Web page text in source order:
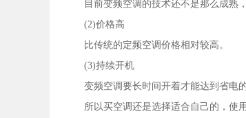
目前变频空调的技术还不是那么成熟
(2)价格高
比传统的定频空调价格相对较高。
(3)持续开机
变频空调要长时间开着才能达到省电的
所以买空调还是选择适合自己的，使